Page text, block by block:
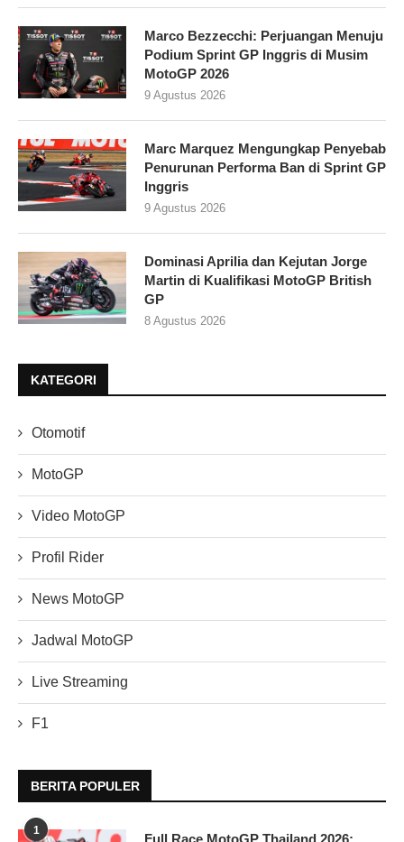
Marco Bezzecchi: Perjuangan Menuju
Podium Sprint GP Inggris di Musim
MotoGP 2026
9 Agustus 2026
Marc Marquez Mengungkap Penyebab
Penurunan Performa Ban di Sprint GP
Inggris
9 Agustus 2026
Dominasi Aprilia dan Kejutan Jorge
Martin di Kualifikasi MotoGP British
GP
8 Agustus 2026
KATEGORI
Otomotif
MotoGP
Video MotoGP
Profil Rider
News MotoGP
Jadwal MotoGP
Live Streaming
F1
BERITA POPULER
1